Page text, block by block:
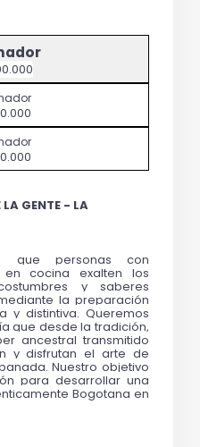
GENTE - LA
que personas con
en cocina exalten los
y saberes
la preparación
y distintiva. Queremos
que desde la tradición,
ancestral transmitido
y disfrutan el arte de
Nuestro objetivo
para desarrollar una
Bogotana en